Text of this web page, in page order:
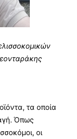
τα οποία
Όπως
οι